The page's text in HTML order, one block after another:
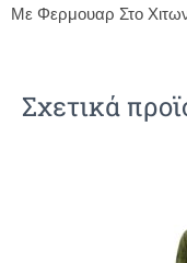
Με Φερμουαρ Στο
Σχετικά